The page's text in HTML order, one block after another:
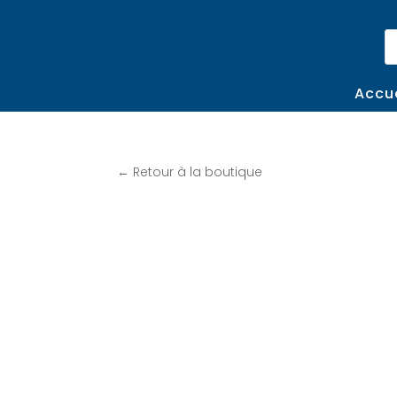
← Retour à la boutique